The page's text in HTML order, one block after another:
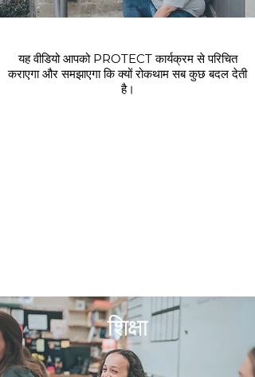
यह वीडियो आपको PROTECT कार्यक्रम से परिचित
कराएगा और समझाएगा कि क्यों रोकथाम सब कुछ बदल देती
है।
शिक्षा